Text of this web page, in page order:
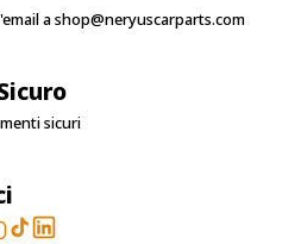
ashop@neryuscarparts.com
sicuri